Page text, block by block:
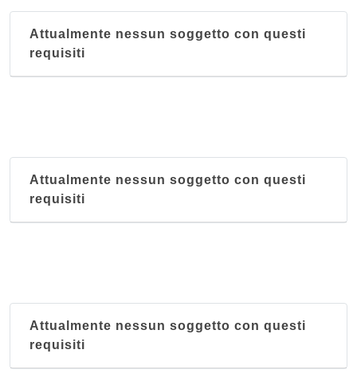
Attualmente nessun soggetto con questi
requisiti
Attualmente nessun soggetto con questi
requisiti
Attualmente nessun soggetto con questi
requisiti